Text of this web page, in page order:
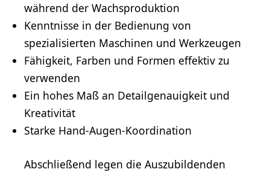
während der Wachsproduktion
Kenntnisse in der Bedienung von
spezialisierten Maschinen und Werkzeugen
Fähigkeit, Farben und Formen effektiv zu
verwenden
Ein hohes Maß an Detailgenauigkeit und
Kreativität
Starke Hand-Augen-Koordination
Abschließend legen die Auszubildenden